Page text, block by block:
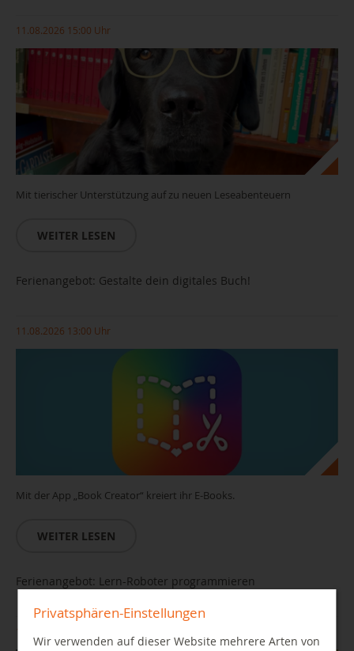
11.08.2026 15:00 Uhr
Mit tierischer Unterstützung auf zu neuen Leseabenteuern
WEITER LESEN
Ferienangebot: Gestalte dein digitales Buch!
11.08.2026 13:00 Uhr
Mit der App „Book Creator“ kreiert ihr E-Books.
WEITER LESEN
Ferienangebot: Lern-Roboter programmieren
Privatsphären-Einstellungen
Wir verwenden auf dieser Website mehrere Arten von